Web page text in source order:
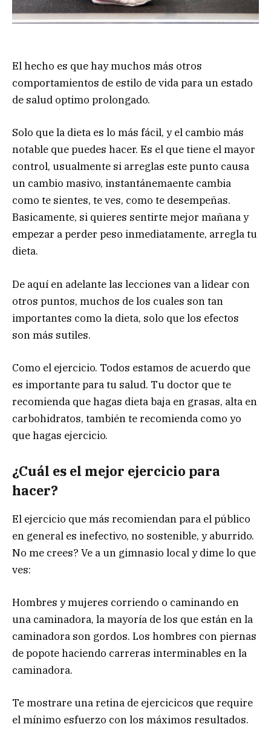
El hecho es que hay muchos más otros
comportamientos de estilo de vida para un estado
de salud optimo prolongado.
Solo que la dieta es lo más fácil, y el cambio más
notable que puedes hacer. Es el que tiene el mayor
control, usualmente si arreglas este punto causa
un cambio masivo, instantánemaente cambia
como te sientes, te ves, como te desempeñas.
Basicamente, si quieres sentirte mejor mañana y
empezar a perder peso inmediatamente, arregla tu
dieta.
De aquí en adelante las lecciones van a lidear con
otros puntos, muchos de los cuales son tan
importantes como la dieta, solo que los efectos
son más sutiles.
Como el ejercicio. Todos estamos de acuerdo que
es importante para tu salud. Tu doctor que te
recomienda que hagas dieta baja en grasas, alta en
carbohidratos, también te recomienda como yo
que hagas ejercicio.
¿Cuál es el mejor ejercicio para
hacer?
El ejercicio que más recomiendan para el público
en general es inefectivo, no sostenible, y aburrido.
No me crees? Ve a un gimnasio local y dime lo que
ves:
Hombres y mujeres corriendo o caminando en
una caminadora, la mayoría de los que están en la
caminadora son gordos. Los hombres con piernas
de popote haciendo carreras interminables en la
caminadora.
Te mostrare una retina de ejercicicos que require
el mínimo esfuerzo con los máximos resultados.